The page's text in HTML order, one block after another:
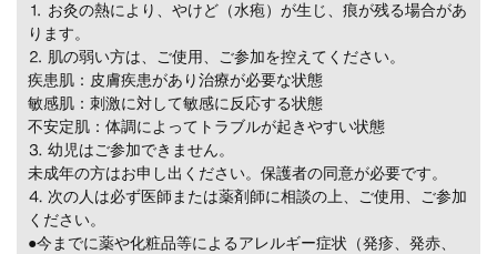
⒈ お灸の熱により、やけど（水疱）が生じ、痕が残る場合があ
ります。
⒉ 肌の弱い方は、ご使用、ご参加を控えてください。
疾患肌：皮膚疾患があり治療が必要な状態
敏感肌：刺激に対して敏感に反応する状態
不安定肌：体調によってトラブルが起きやすい状態
⒊ 幼児はご参加できません。
未成年の方はお申し出ください。保護者の同意が必要です。
⒋ 次の人は必ず医師または薬剤師に相談の上、ご使用、ご参加
ください。
●今までに薬や化粧品等によるアレルギー症状（発疹、発赤、